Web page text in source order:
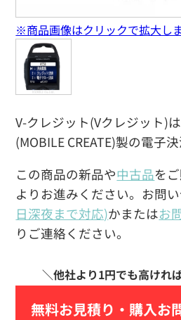
V-クレジット(Vクレジット)
(MOBILE CREATE)製の電子
この商品の新品や中古品を
よりお進みください。お問
日深夜まで対応)かまたはお
りご連絡ください。
無料お見積り・ 購入お
※商品画像はクリックで拡大し